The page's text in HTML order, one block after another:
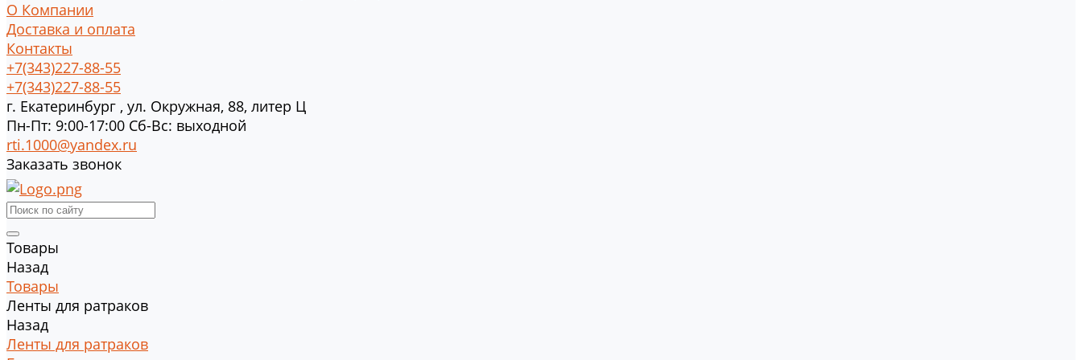
О Компании
Доставка и оплата
Контакты
+7(343)227-88-55
+7(343)227-88-55
г. Екатеринбург , ул. Окружная, 88, литер Ц
Пн-Пт: 9:00-17:00 Cб-Вс: выходной
rti.1000@yandex.ru
Заказать звонок
Товары
Назад
Товары
Ленты для ратраков
Назад
Ленты для ратраков